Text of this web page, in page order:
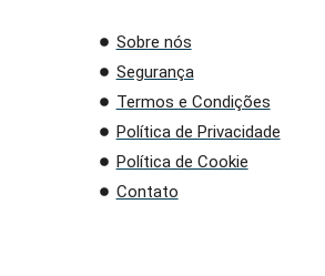
Sobre nós
Segurança
Termos e Condições
Política de Privacidade
Política de Cookie
Contato